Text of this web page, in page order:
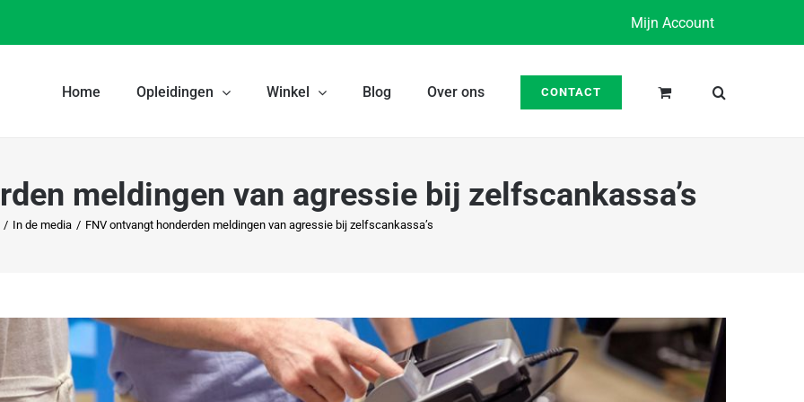
Mijn Account
Home Opleidingen Winkel Blog Over ons CONTACT
meldingen van agressie bij zelfscankassa’s
/ In de media / FNV ontvangt honderden meldingen van agressie bij zelfscankassa’s